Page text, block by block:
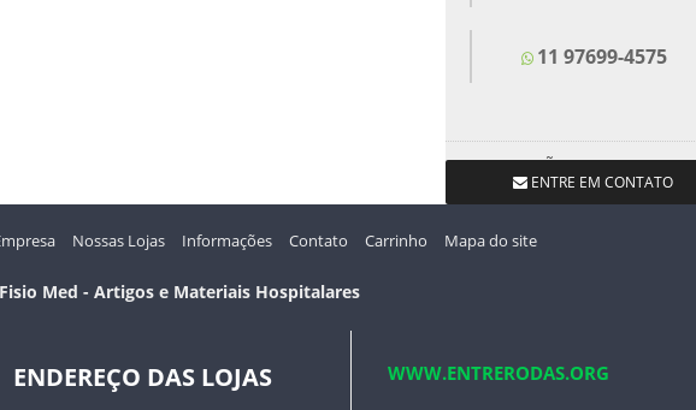
11 97699-4575
LOJA SÃO BERNARDO DO
CAMPO -
ENTRE EM CONTATO
Nossas Lojas Informações Contato Carrinho Mapa do site
Fisio Med - Artigos e Materiais Hospitalares
ENDEREÇO DAS LOJAS WWW.ENTRERODAS.ORG